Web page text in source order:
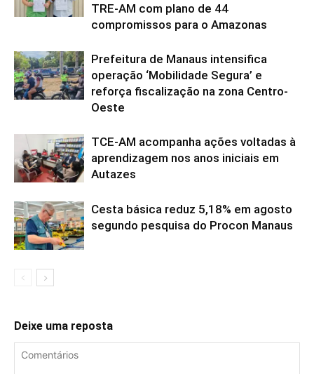
TRE-AM com plano de 44
compromissos para o Amazonas
Prefeitura de Manaus intensifica
operação ‘Mobilidade Segura’ e
reforça fiscalização na zona Centro-
Oeste
TCE-AM acompanha ações voltadas à
aprendizagem nos anos iniciais em
Autazes
Cesta básica reduz 5,18% em agosto
segundo pesquisa do Procon Manaus
Deixe uma reposta